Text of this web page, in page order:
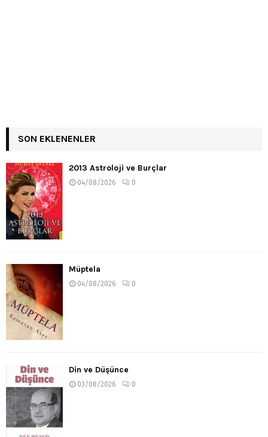
SON EKLENENLER
2013 Astroloji ve Burçlar
04/08/2026 0
Müptela
04/08/2026 0
Din ve Düşünce
03/08/2026 0